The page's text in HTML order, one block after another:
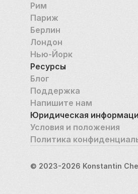
людей, тружеников и ученых,
предпринимателей, меценатов,
покровителей культуры и
восстановлен внешний облик и
убранство, особенный дух
историю мировосприятия
представителей России.
Рим
Париж
Берлин
Лондон
Нью-Йорк
Ресурсы
Блог
Поддержка
Напишите нам
Юридическая
Условия и положения
Политика
© 2023-2026 Konstantin